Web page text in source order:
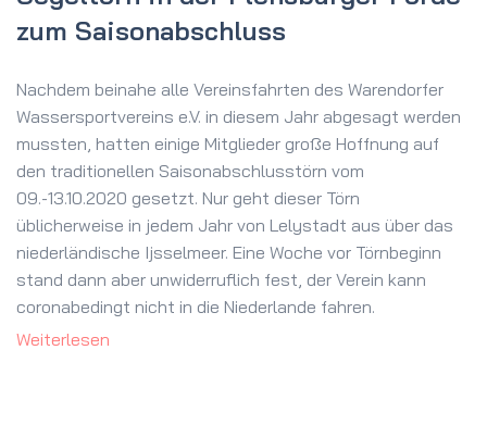
zum Saisonabschluss
Nachdem beinahe alle Vereinsfahrten des Warendorfer
Wassersportvereins e.V. in diesem Jahr abgesagt werden
mussten, hatten einige Mitglieder große Hoffnung auf
den traditionellen Saisonabschlusstörn vom
09.-13.10.2020 gesetzt. Nur geht dieser Törn
üblicherweise in jedem Jahr von Lelystadt aus über das
niederländische Ijsselmeer. Eine Woche vor Törnbeginn
stand dann aber unwiderruflich fest, der Verein kann
coronabedingt nicht in die Niederlande fahren.
Weiterlesen